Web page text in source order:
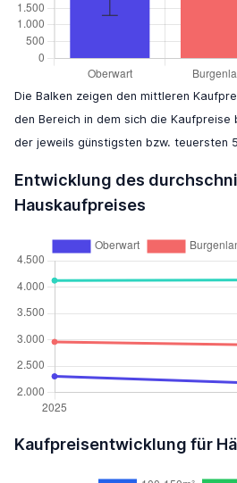
Die Balken zeigen den mittleren
den Bereich in dem sich die Kaufpreise
der jeweils günstigsten bzw. teuersten
Entwicklung des
Hauskaufpreises
Kaufpreisentwicklung für